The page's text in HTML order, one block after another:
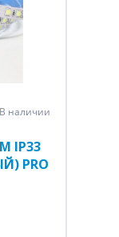
В наличии
IP33
PRO